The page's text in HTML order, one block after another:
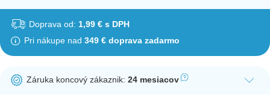
Doprava od: 1,99 € s DPH
Pri nákupe nad 349 € doprava zadarmo
Záruka koncový zákaznik:24 mesiacov